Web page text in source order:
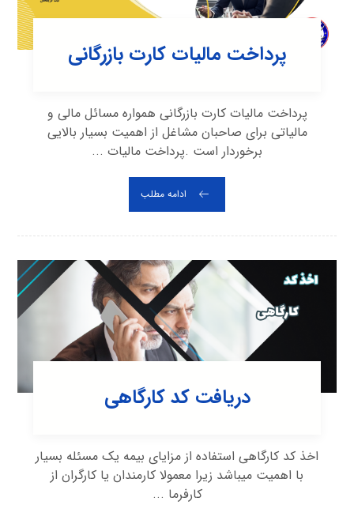
پرداخت مالیات کارت بازرگانی
پرداخت مالیات کارت بازرگانی همواره مسائل مالی و
مالیاتی برای صاحبان مشاغل از اهمیت بسیار بالایی
برخوردار است .پرداخت مالیات ...
ادامه مطلب
دریافت کد کارگاهی
اخذ کد کارگاهی استفاده از مزایای بیمه یک مسئله بسیار
با اهمیت میباشد زیرا معمولا کارمندان یا کارگران از
کارفرما ...